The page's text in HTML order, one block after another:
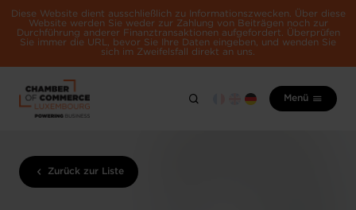
Diese Website dient ausschließlich zu Informationszwecken. Über diese
Website werden Sie weder zur Zahlung von Beiträgen noch zur
Durchführung anderer Finanztransaktionen aufgefordert. Überprüfen
Sie immer die URL, bevor Sie Ihre Daten eingeben, und wenden Sie
sich im Zweifelsfall direkt an uns.
Menü
Zurück zur Liste